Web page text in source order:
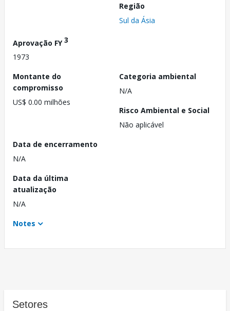
Região
Sul da Ásia
Aprovação FY3
1973
Montante do
compromisso
US$ 0.00 milhões
Categoria ambiental
N/A
Risco Ambiental e Social
Não aplicável
Data de encerramento
N/A
Data da última
atualização
N/A
Notes
Setores